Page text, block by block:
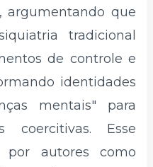
argumentando que
tradicional
de controle e
identidades
mentais" para
coercitivas. Esse
por autores como